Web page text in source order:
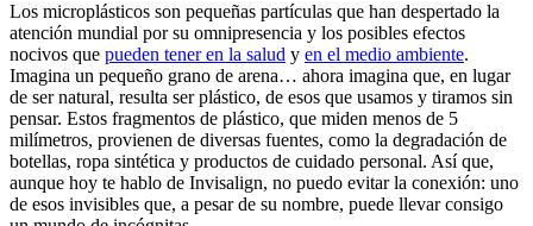
Los microplásticos son pequeñas partículas que han despertado la
atención mundial por su omnipresencia y los posibles efectos
nocivos que pueden tener en la salud y en el medio ambiente.
Imagina un pequeño grano de arena… ahora imagina que, en lugar
de ser natural, resulta ser plástico, de esos que usamos y tiramos sin
pensar. Estos fragmentos de plástico, que miden menos de 5
milímetros, provienen de diversas fuentes, como la degradación de
botellas, ropa sintética y productos de cuidado personal. Así que,
aunque hoy te hablo de Invisalign, no puedo evitar la conexión: uno
de esos invisibles que, a pesar de su nombre, puede llevar consigo